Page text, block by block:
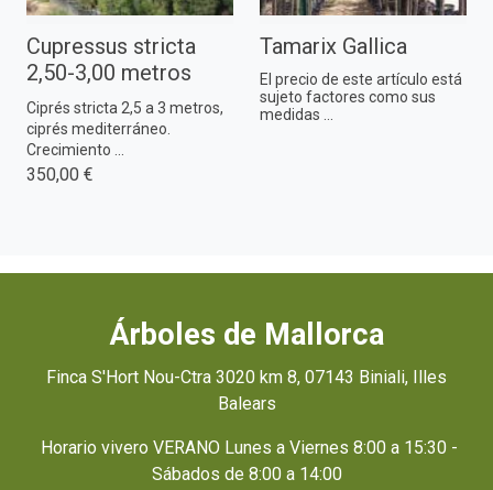
Cupressus stricta
2,50-3,00 metros
Ciprés stricta 2,5 a 3 metros,
ciprés mediterráneo.
Crecimiento ...
350,00 €
Tamarix Gallica
El precio de este artículo está
sujeto factores como sus
medidas ...
Árboles de Mallorca
Finca S'Hort Nou-Ctra 3020 km 8, 07143 Biniali, Illes
Balears
Horario vivero VERANO Lunes a Viernes 8:00 a 15:30 -
Sábados de 8:00 a 14:00